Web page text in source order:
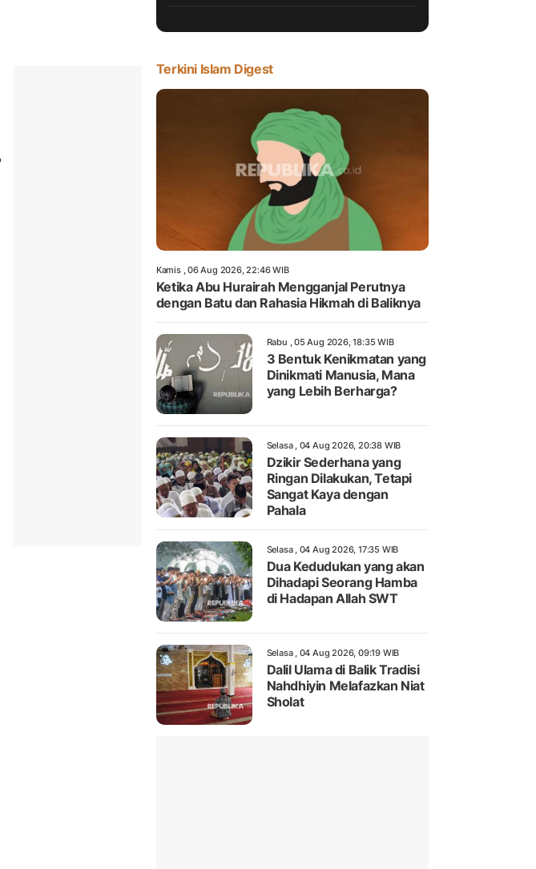
Terkini Islam Digest
Kamis , 06 Aug 2026, 22:46 WIB
Ketika Abu Hurairah Mengganjal Perutnya
dengan Batu dan Rahasia Hikmah di Baliknya
Rabu , 05 Aug 2026, 18:35 WIB
3 Bentuk Kenikmatan yang
Dinikmati Manusia, Mana
yang Lebih Berharga?
Selasa , 04 Aug 2026, 20:38 WIB
Dzikir Sederhana yang
Ringan Dilakukan, Tetapi
Sangat Kaya dengan
Pahala
Selasa , 04 Aug 2026, 17:35 WIB
Dua Kedudukan yang akan
Dihadapi Seorang Hamba
di Hadapan Allah SWT
Selasa , 04 Aug 2026, 09:19 WIB
Dalil Ulama di Balik Tradisi
Nahdhiyin Melafazkan Niat
Sholat